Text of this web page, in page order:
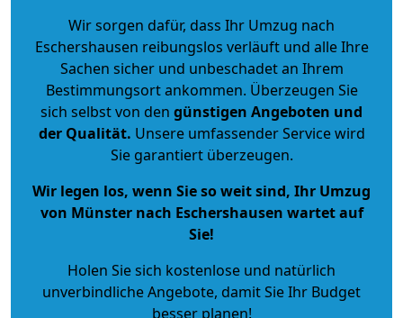
Wir sorgen dafür, dass Ihr Umzug nach
Eschershausen reibungslos verläuft und alle Ihre
Sachen sicher und unbeschadet an Ihrem
Bestimmungsort ankommen. Überzeugen Sie
sich selbst von den günstigen Angeboten und
der Qualität. Unsere umfassender Service wird
Sie garantiert überzeugen.
Wir legen los, wenn Sie so weit sind, Ihr Umzug
von Münster nach Eschershausen wartet auf
Sie!
Holen Sie sich kostenlose und natürlich
unverbindliche Angebote, damit Sie Ihr Budget
besser planen!